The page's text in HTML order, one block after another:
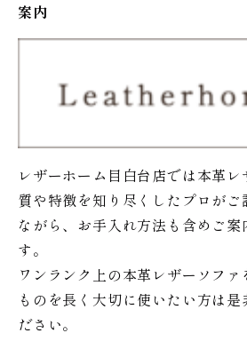
案内
レザーホーム目白台店では本革
質や特徴を知り尽くしたプロがご
ながら、お手入れ方法も含めご案
す。
ワンランク上の本革レザーソフ
ものを長く大切に使いたい方は是
ださい。